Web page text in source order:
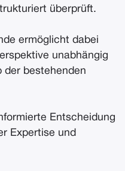
überprüft.
ermöglicht dabei
unabhängig
der bestehenden
Entscheidung
Expertise und